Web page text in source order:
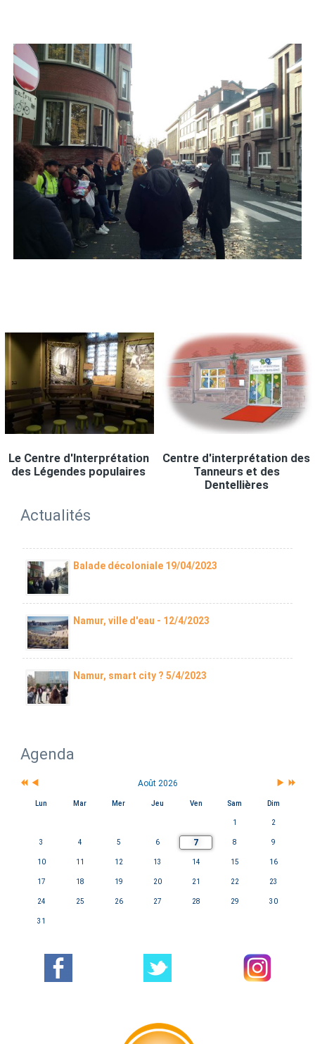
Le Centre d'Interprétation
des Légendes populaires
Centre d'interprétation des
Tanneurs et des
Dentellières
Actualités
Balade décoloniale 19/04/2023
Namur, ville d'eau - 12/4/2023
Namur, smart city ? 5/4/2023
Agenda
Août 2026
Lun Mar Mer Jeu Ven Sam Dim
1 2
3 4 5 6 7 8 9
10 11 12 13 14 15 16
17 18 19 20 21 22 23
24 25 26 27 28 29 30
31